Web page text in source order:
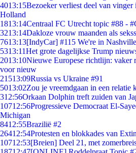
4013:15Bezoeker verliest deel van
Holland
1813:14Centraal FC Utrecht topic #88 -
3213:14Dakloze vrouw maanden als
7613:13[IndyCar] #115 We're in Nashville
5313:11Het grote dagelijkse Trump
2013:10Nieuwe Europese richtlijn: vaker
voor nieuw
21513:09Russia vs Ukraine #91
5013:02Zou je vreemdgaan in een relatie
312:56Orkaan Dolphin treft zuiden van
10712:56Progressieve Democraat El-
Michigan
8412:55Brazilië #2
26412:54Protesten en blokkades van
10712:53[Breien] Deel 21, met